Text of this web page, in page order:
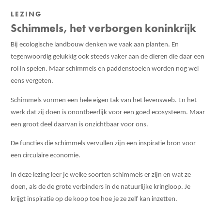
LEZING
Schimmels, het verborgen koninkrijk
Bij ecologische landbouw denken we vaak aan planten. En
tegenwoordig gelukkig ook steeds vaker aan de dieren die daar een
rol in spelen. Maar schimmels en paddenstoelen worden nog wel
eens vergeten.
Schimmels vormen een hele eigen tak van het levensweb. En het
werk dat zij doen is onontbeerlijk voor een goed ecosysteem. Maar
een groot deel daarvan is onzichtbaar voor ons.
De functies die schimmels vervullen zijn een inspiratie bron voor
een circulaire economie.
In deze lezing leer je welke soorten schimmels er zijn en wat ze
doen, als de de grote verbinders in de natuurlijke kringloop. Je
krijgt inspiratie op de koop toe hoe je ze zelf kan inzetten.